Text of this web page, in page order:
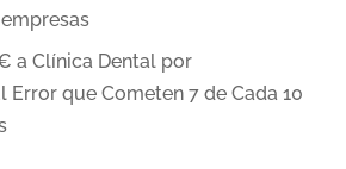
a Clínica Dental por
Error que Cometen 7 de Cada 10